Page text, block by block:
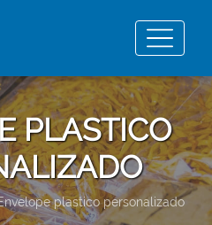
PLASTICO
plastico personalizado